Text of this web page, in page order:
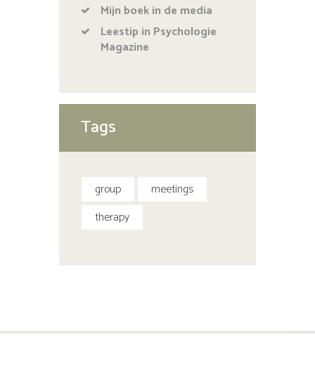
Mijn boek in de media
Leestip in Psychologie
Magazine
Tags
group
meetings
therapy